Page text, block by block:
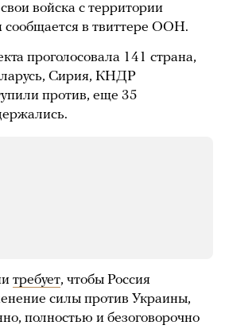
войска с территории
в твиттере ООН.
проголосовала 141 страна,
Сирия, КНДР
против, еще 35
требует, чтобы Россия
силы против Украины,
полностью и безоговорочно